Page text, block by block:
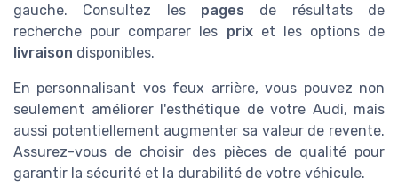
gauche. Consultez les pages de résultats de
recherche pour comparer les prixet les options de
livraison disponibles.
En personnalisant vos feux arrière, vous pouvez non
seulement améliorer l'esthétique de votre Audi, mais
aussi potentiellement augmenter sa valeur de revente.
Assurez-vous de choisir des pièces de qualité pour
garantir la sécurité et la durabilité de votre véhicule.